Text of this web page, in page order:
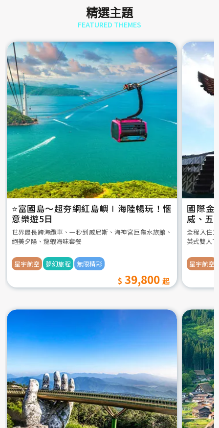
精選主題
FEATURED THEMES
⭐️富國島～超夯網紅島嶼∣海陸暢玩！愜
意樂遊5日
世界最長跨海纜車、一秒到威尼斯、海神宮巨龜水族館、
絕美夕陽、龍蝦海味套餐
星宇航空 夢幻旅程 無限精彩
39,800
國際金
威、五
全程入住
英式雙人
星宇航空